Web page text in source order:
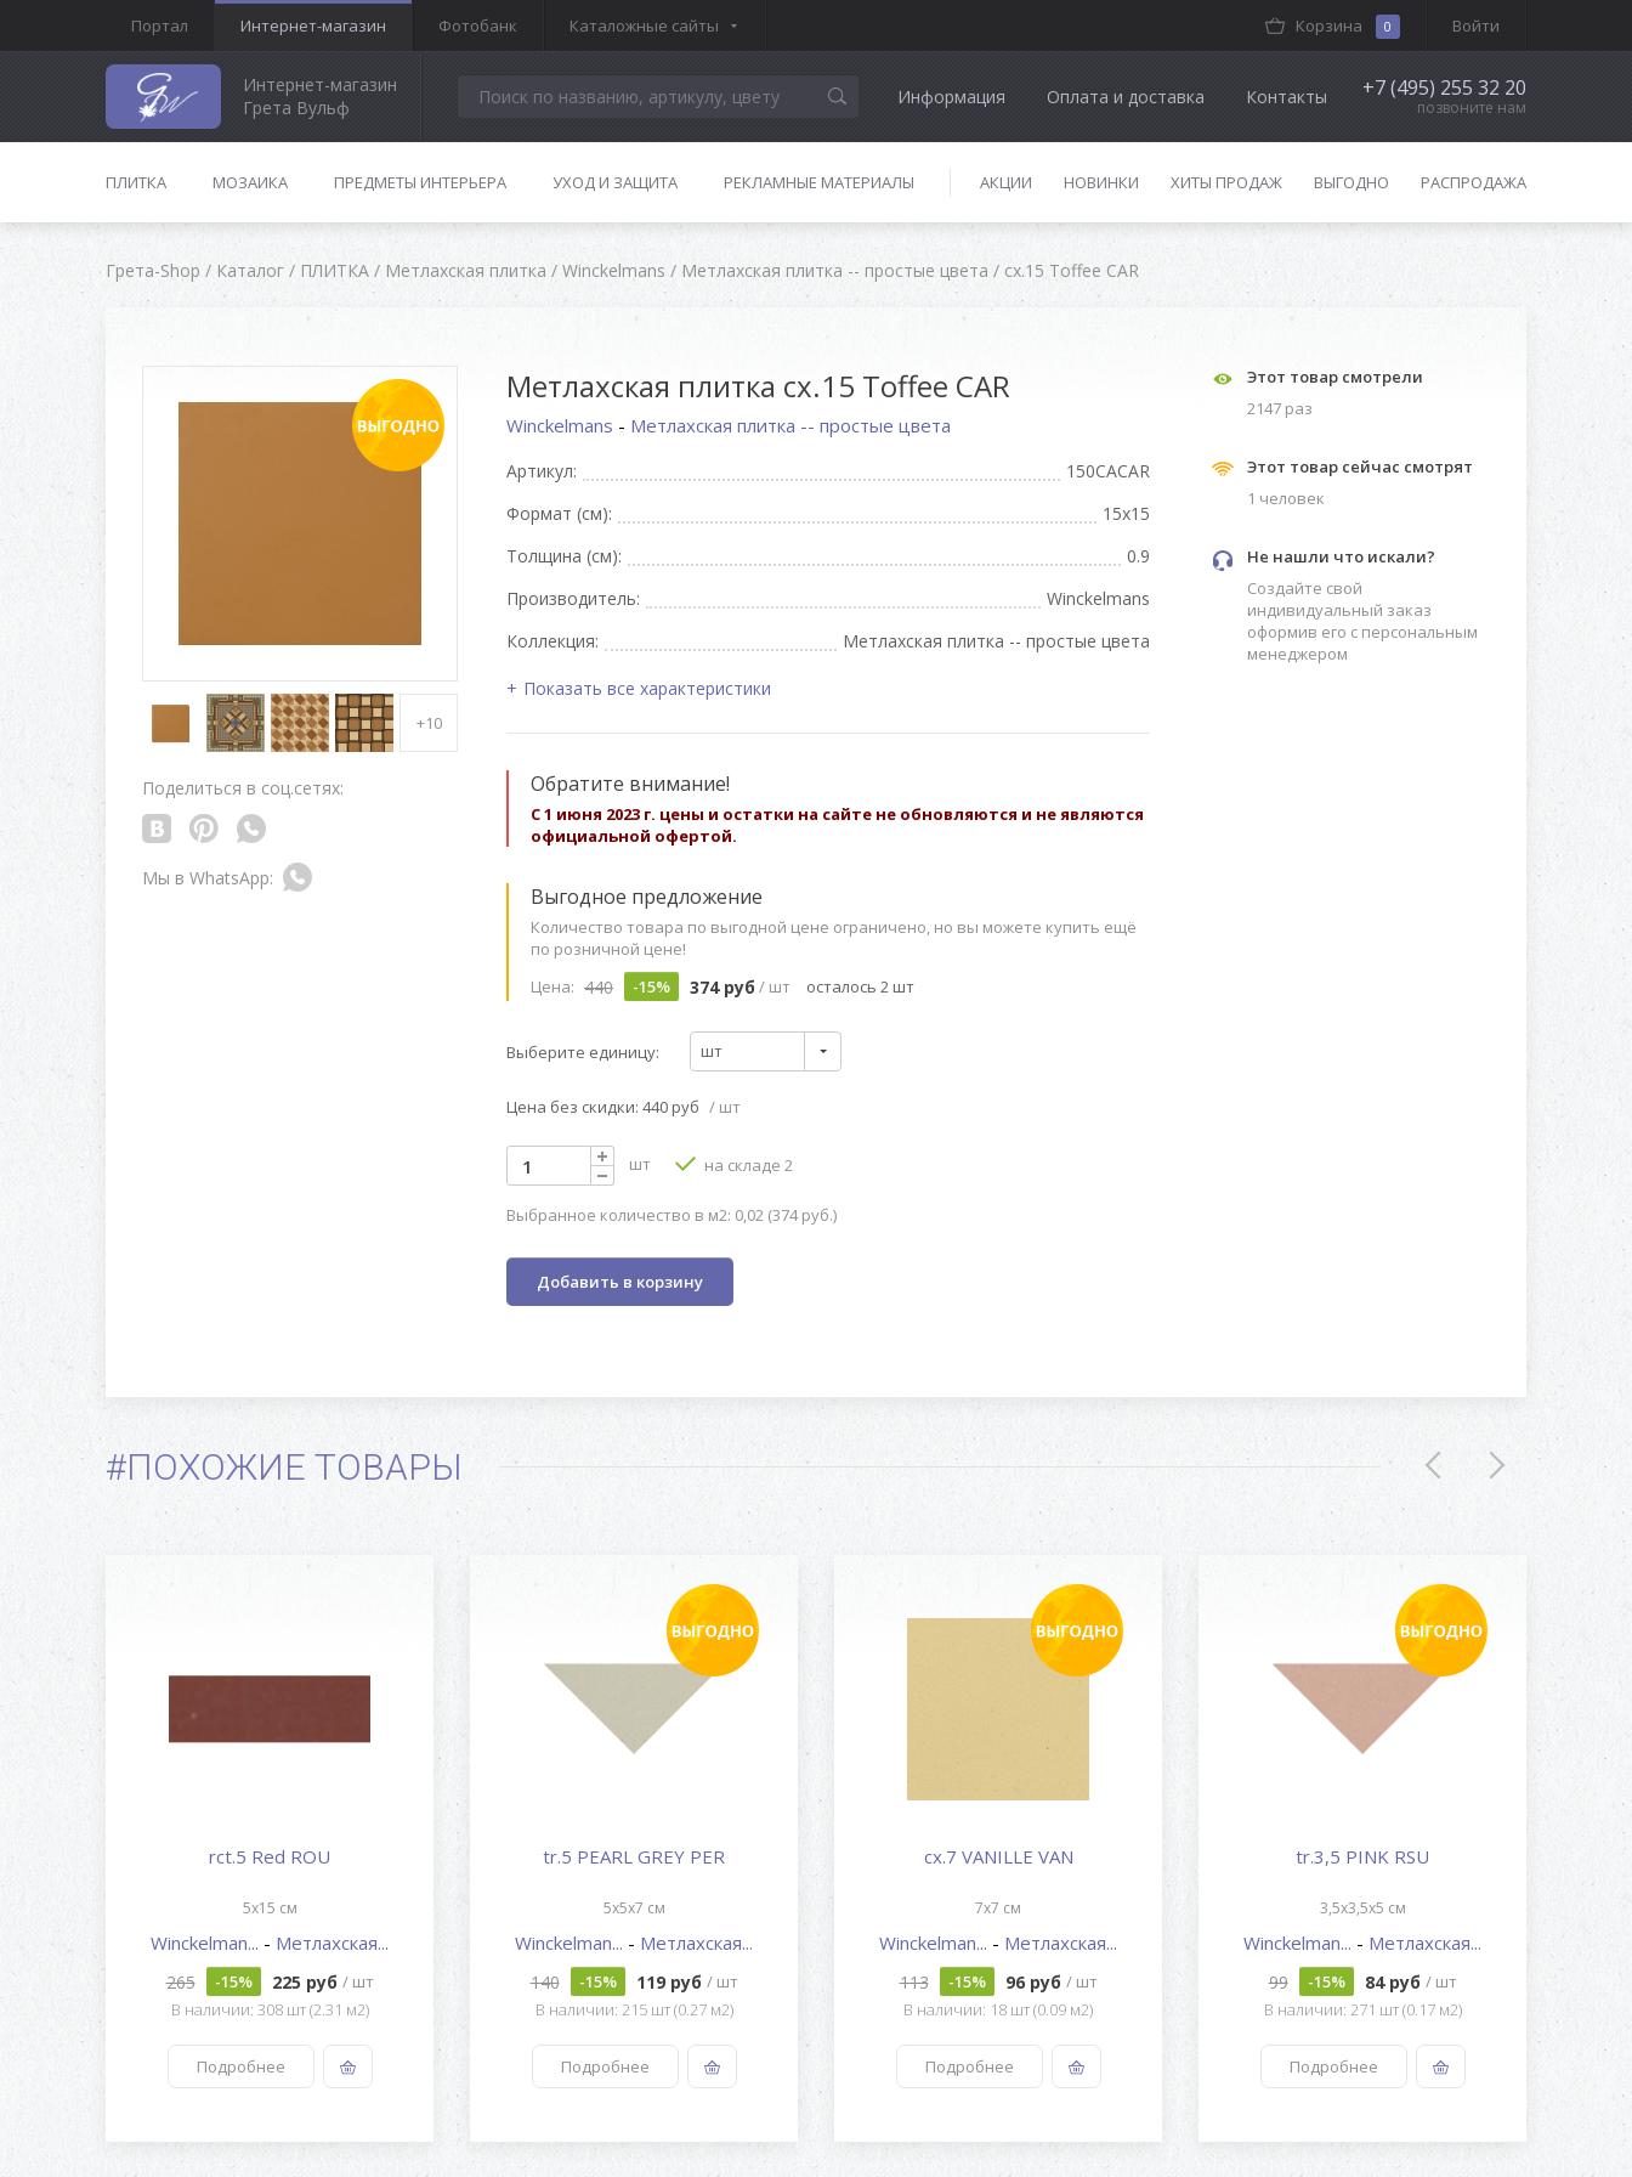
Портал Интернет-магазин Фотобанк Каталожные сайты Войти
Корзина 0
Интернет-магазин
Грета Вульф
Информация Оплата и доставка Контакты +7 (495) 255 32 20
позвоните нам
ПЛИТКА МОЗАИКА ПРЕДМЕТЫ ИНТЕРЬЕРА УХОД И ЗАЩИТА РЕКЛАМНЫЕ МАТЕРИАЛЫ АКЦИИ НОВИНКИ ХИТЫ ПРОДАЖ ВЫГОДНО РАСПРОДАЖА
Грета-Shop / Каталог / ПЛИТКА / Метлахская плитка / Winckelmans / Метлахская плитка -- простые цвета / cx.15 Toffee CAR
+10
Поделиться в соц.сетях:
Метлахская плитка cx.15 Toffee CAR
Winckelmans - Метлахская плитка -- простые цвета
Артикул:
150CACAR
Формат (см):
15x15
Толщина (см):
0.9
Производитель:
Winckelmans
Коллекция:
Метлахская плитка -- простые цвета
Показать все характеристики
Обратите внимание!
С 1 июня 2023 г. цены и остатки на сайте не обновляются и не являются
официальной офертой.
Выгодное предложение
Количество товара по выгодной цене ограничено, но вы можете купить ещё
по розничной цене!
Цена: 440 -15% 374 руб / шт осталось 2 шт
Выберите единицу: шт
Цена без скидки: 440 руб / шт
шт на складе 2
Выбранное количество в м2: 0,02 (374 руб.)
Добавить в корзину
Этот товар смотрели
2147 раз
Этот товар сейчас смотрят
1 человек
Не нашли что искали?
Создайте свой
индивидуальный заказ
оформив его с персональным
менеджером
#ПОХОЖИЕ ТОВАРЫ
rct.5 Red ROU
5x15 см
Winckelman... - Метлахская...
265 -15% 225 руб / шт
В наличии: 308 шт (2.31 м2)
Подробнее
tr.5 PEARL GREY PER
5x5x7 см
Winckelman... - Метлахская...
140 -15% 119 руб / шт
В наличии: 215 шт (0.27 м2)
Подробнее
cx.7 VANILLE VAN
7x7 см
Winckelman... - Метлахская...
113 -15% 96 руб / шт
В наличии: 18 шт (0.09 м2)
Подробнее
tr.3,5 PINK RSU
3,5x3,5x5 см
Winckelman... - Метлахская...
99 -15% 84 руб / шт
В наличии: 271 шт (0.17 м2)
Подробнее